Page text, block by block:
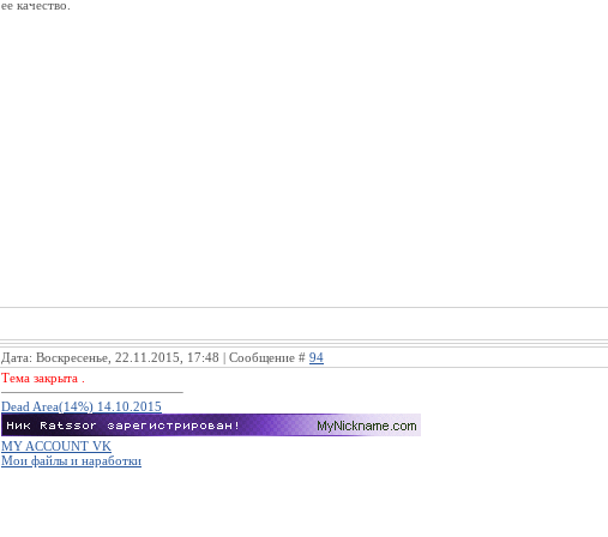
ее качество.
Дата: Воскресенье, 22.11.2015, 17:48 | Сообщение # 94
Тема закрыта .
Dead Area(14%) 14.10.2015
MY ACCOUNT VK
Мои файлы и наработки